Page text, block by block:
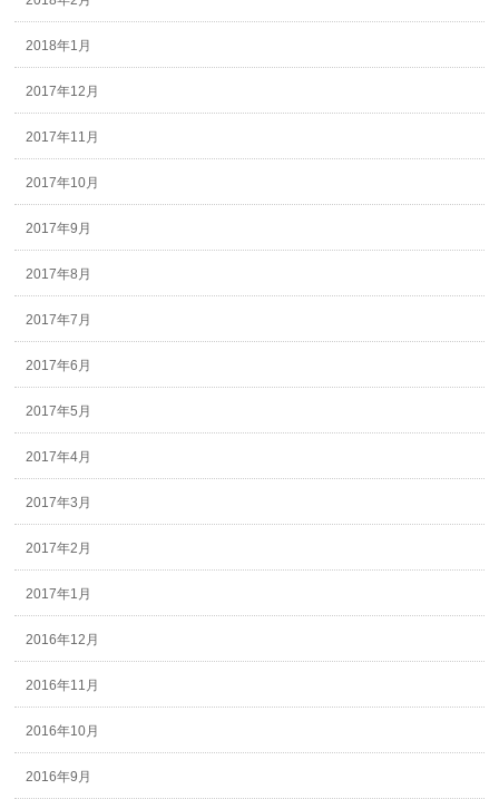
2018年1月
2017年12月
2017年11月
2017年10月
2017年9月
2017年8月
2017年7月
2017年6月
2017年5月
2017年4月
2017年3月
2017年2月
2017年1月
2016年12月
2016年11月
2016年10月
2016年9月